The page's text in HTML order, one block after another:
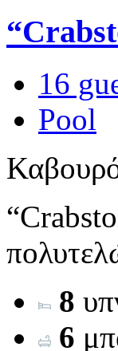
16
Pool
8
6